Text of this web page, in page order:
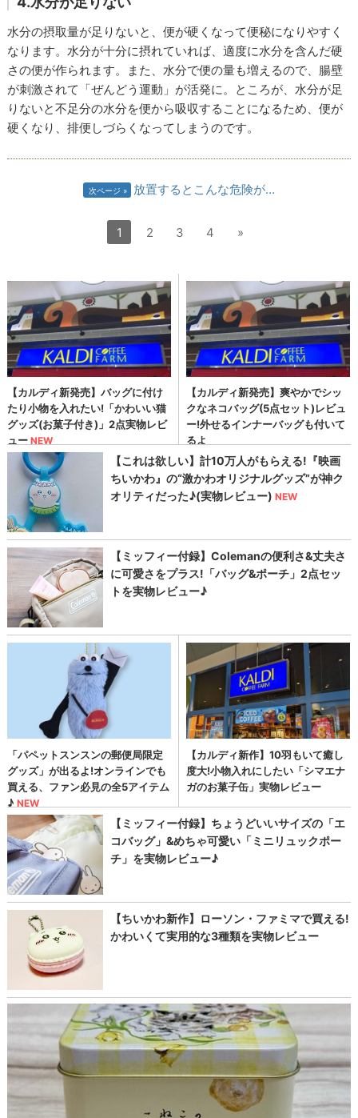
水分の摂取量が足りないと、便が硬くなって便秘になりやすく
なります。水分が十分に摂れていれば、適度に水分を含んだ硬
さの便が作られます。また、水分で便の量も増えるので、腸壁
が刺激されて「ぜんどう運動」が活発に。ところが、水分が足
りないと不足分の水分を便から吸収することになるため、便が
硬くなり、排便しづらくなってしまうのです。
次ページ 放置するとこんな危険が…
1 2 3 4 »